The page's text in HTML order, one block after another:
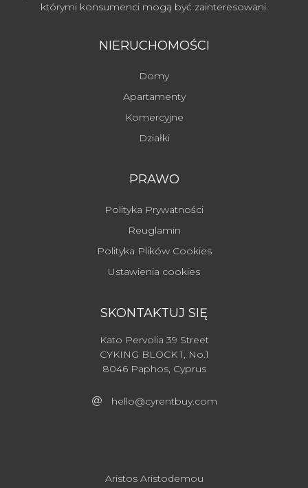
którymi konsumenci mogą być zainteresowani.
NIERUCHOMOŚCI
Domy
Apartamenty
Komercyjne
Działki
PRAWO
Polityka Prywatności
Reuglamin
Polityka Plików Cookies
Ustawienia cookies
SKONTAKTUJ SIĘ
Kato Pervolia 39 Street
CYKING BLOCK 1, No.1
8046 Paphos, Cyprus
hello@cyrentbuy.com
Aristos Aristodemou